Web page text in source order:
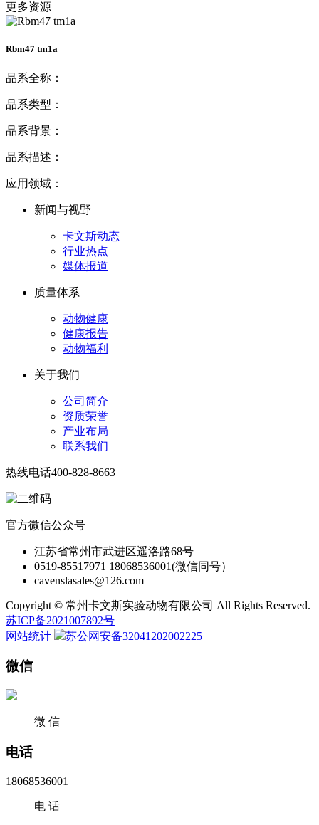
更多资源
Rbm47 tm1a
品系全称：
品系类型：
品系背景：
品系描述：
应用领域：
新闻与视野
卡文斯动态
行业热点
媒体报道
质量体系
动物健康
健康报告
动物福利
关于我们
公司简介
资质荣誉
产业布局
联系我们
热线电话400-828-8663
官方微信公众号
江苏省常州市武进区遥洛路68号
0519-85517971 18068536001(微信同号）
cavenslasales@126.com
Copyright © 常州卡文斯实验动物有限公司 All Rights Reserved.
苏ICP备2021007892号
网站统计
苏公网安备32041202002225
微信
微 信
电话
18068536001
电 话